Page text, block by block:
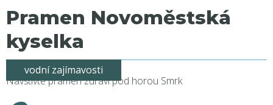
Pramen Novoměstská
kyselka
vodní zajímavosti
Navštivte pramen zdraví pod horou Smrk